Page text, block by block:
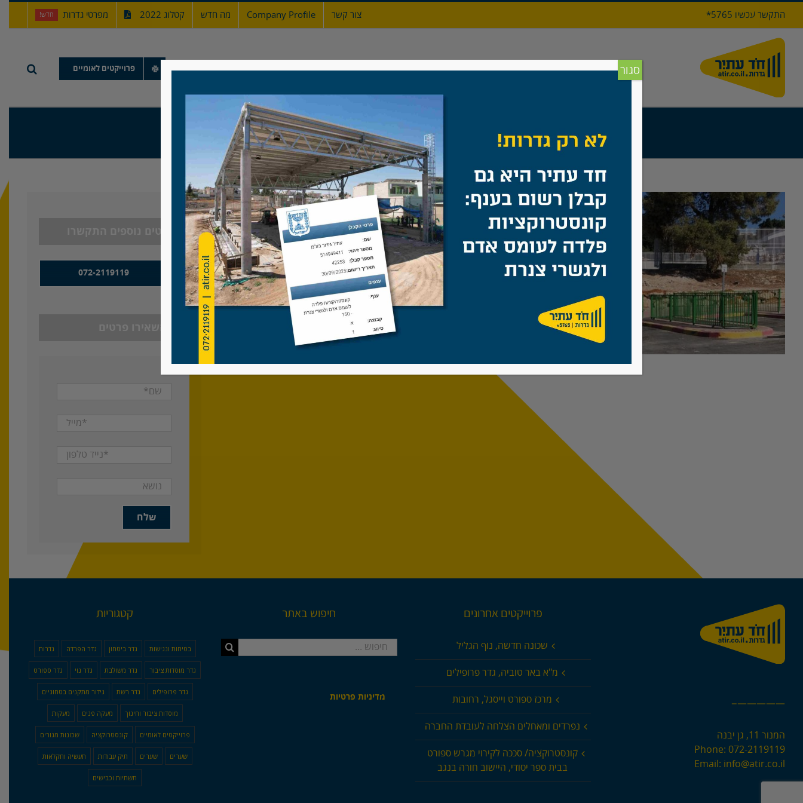
לתוכןהתקשר עכשיו 5765* צור קשר Company Profile מה חדש קטלוג 2022 מפרטי גדרות חדש!
דף הבית אודות גדרות מעקות ברזל שערים תיק עבודות פרוייקטים לאומיים
בית / מעקה הולכה
גדר בטיחות במתחם הסעות, כרמי יוסף 072-2119119
—————–
המנור 11, גן יבנה
Phone: 072-2119119
Email: info@atir.co.il
פרוייקטים אחרונים
שכונה חדשה, נוף הגליל
מ"א באר טוביה, גדר פרופילים
מרכז ספורט וייסגל, רחובות
נפרדים ומאחלים הצלחה לעובדת החברה
קונסטרוקציה/ סככה לקירוי מגרש ספורט
בבית ספר יסודי, היישוב חורה בנגב
חיפוש באתר
חיפוש...
מדיניות פרטיות
קטגוריות
בטיחות ונגישות גדר ביטחון גדר הפרדה גדרות
גדר מוסדות ציבור גדר משולבת גדר נוי גדר ספורט
גדר פרופילים גדר רשת גידור מתקנים בטחוניים
מוסדות ציבור וחינוך מעקה פנים מעקות
פרוייקטים לאומיים קונסטרוקציה שכונות מגורים
שערים שערים תיק עבודות תעשיה וחקלאות
תשתיות וכבישים
סגור